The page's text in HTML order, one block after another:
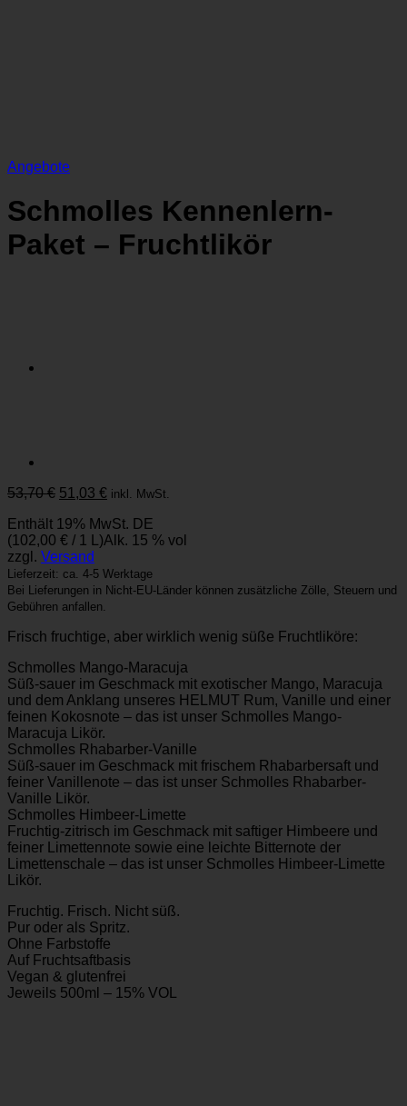
Angebote
Schmolles Kennenlern-
Paket – Fruchtlikör
53,70€ Ursprünglicher
war:
53,70 €
51,03 € Aktueller
ist:
51,03 €.
inkl. MwSt.
Enthält 19% MwSt. DE
(102,00 € / 1 L)Alk. 15 % vol
zzgl. Versand
Lieferzeit: ca. 4-5 Werktage
Bei Lieferungen in Nicht-EU-Länder können zusätzliche Zölle, Steuern und
Gebühren anfallen.
Frisch fruchtige, aber wirklich wenig süße Fruchtliköre:
Schmolles Mango-Maracuja
Süß-sauer im Geschmack mit exotischer Mango, Maracuja
und dem Anklang unseres HELMUT Rum, Vanille und einer
feinen Kokosnote – das ist unser Schmolles Mango-
Maracuja Likör.
Schmolles Rhabarber-Vanille
Süß-sauer im Geschmack mit frischem Rhabarbersaft und
feiner Vanillenote – das ist unser Schmolles Rhabarber-
Vanille Likör.
Schmolles Himbeer-Limette
Fruchtig-zitrisch im Geschmack mit saftiger Himbeere und
feiner Limettennote sowie eine leichte Bitternote der
Limettenschale – das ist unser Schmolles Himbeer-Limette
Likör.
Fruchtig. Frisch. Nicht süß.
Pur oder als Spritz.
Ohne Farbstoffe
Auf Fruchtsaftbasis
Vegan & glutenfrei
Jeweils 500ml – 15% VOL